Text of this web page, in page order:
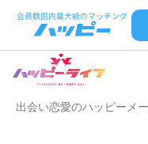
出会い恋愛のハッピーメ